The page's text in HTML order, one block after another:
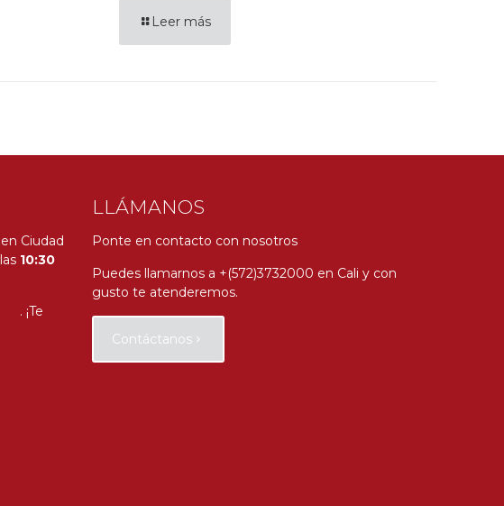
Leer más
Ciudad
10:30
. ¡Te
LLÁMANOS
Ponte en contacto con nosotros
Puedes llamarnos a +(572)3732000 en Cali y con
gusto te atenderemos.
Contáctanos